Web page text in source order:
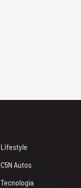
Lifestyle
C5N Autos
Tecnología